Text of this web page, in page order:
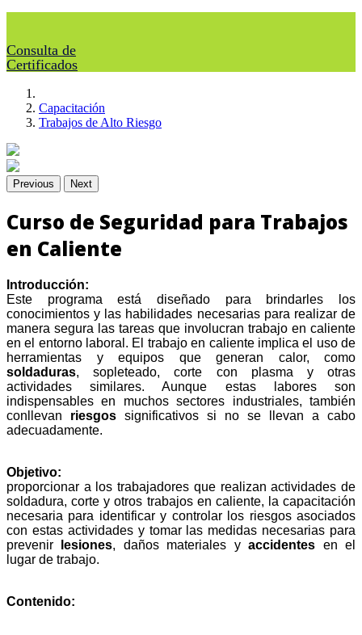
Consulta de
Certificados
Capacitación
Trabajos de Alto Riesgo
Previous Next
Curso de Seguridad para Trabajos
en Caliente
Introducción:
Este programa está diseñado para brindarles los
conocimientos y las habilidades necesarias para realizar de
manera segura las tareas que involucran trabajo en caliente
en el entorno laboral. El trabajo en caliente implica el uso de
herramientas y equipos que generan calor, como
soldaduras, sopleteado, corte con plasma y otras
actividades similares. Aunque estas labores son
indispensables en muchos sectores industriales, también
conllevan riesgos significativos si no se llevan a cabo
adecuadamente.
Objetivo:
proporcionar a los trabajadores que realizan actividades de
soldadura, corte y otros trabajos en caliente, la capacitación
necesaria para identificar y controlar los riesgos asociados
con estas actividades y tomar las medidas necesarias para
prevenir
lesiones, daños materiales yaccidentes en el
lugar de trabajo.
Contenido: